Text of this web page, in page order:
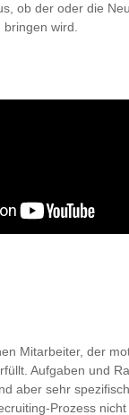
ob der oder die
wird.
Mitarbeiter, der
Aufgaben und
aber sehr
Prozess